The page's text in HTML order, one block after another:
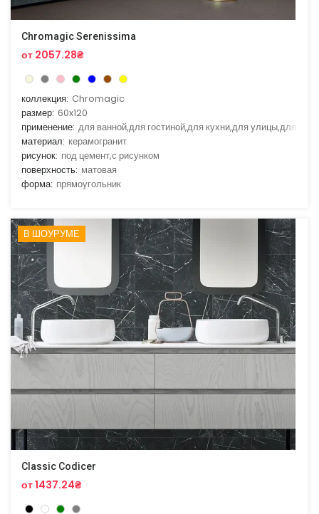
Chromagic Serenissima
от 2057.28₴
коллекция: Chromagic
размер: 60x120
применение: для ванной,для гостиной,для кухни,для улицы,для
материал: керамогранит
рисунок: под цемент,с рисунком
поверхность: матовая
форма: прямоугольник
В ШОУРУМЕ
Classic Codicer
от 1437.24₴